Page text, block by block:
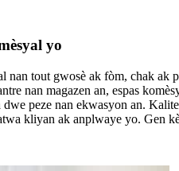
yo
nan tout gwosè ak fòm, chak
nan magazen an, espas
peze nan ekwasyon an.
kliyan ak anplwaye yo. Gen